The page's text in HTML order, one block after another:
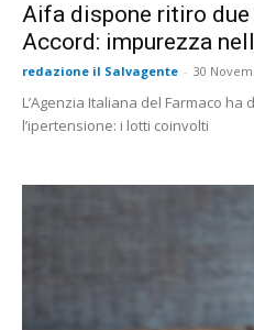
Aifa dispone ritiro
Accord: impurezza
redazione il Salvagente - 30
L’Agenzia Italiana del Farmaco
l’ipertensione: i lotti coinvolti